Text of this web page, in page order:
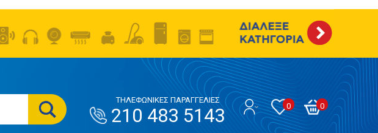
0
0
ΤΗΛΕΦΩΝΙΚΕΣ ΠΑΡΑΓΓΕΛΙΕΣ
210 483 5143